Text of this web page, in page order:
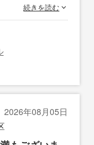
続きを読む
2026年08月05日